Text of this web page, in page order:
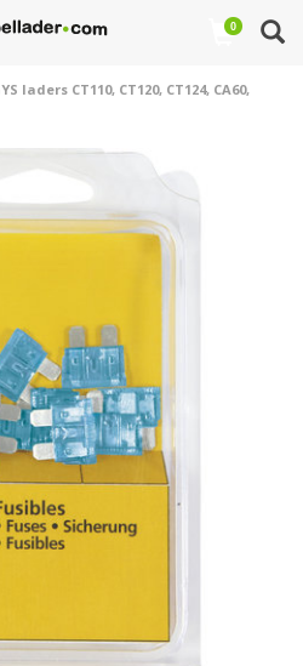
0
laders CT110, CT120, CT124, CA60,